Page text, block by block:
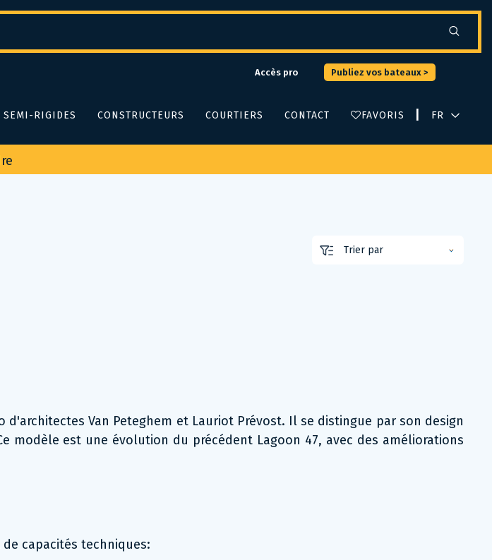
Accès pro Publiez vos bateaux >
SEMI-RIGIDES CONSTRUCTEURS COURTIERS CONTACT FAVORIS
Van Peteghem et Lauriot Prévost. Il se distingue par son design
modèle est une évolution du précédent Lagoon 47, avec des améliorations
capacités techniques: